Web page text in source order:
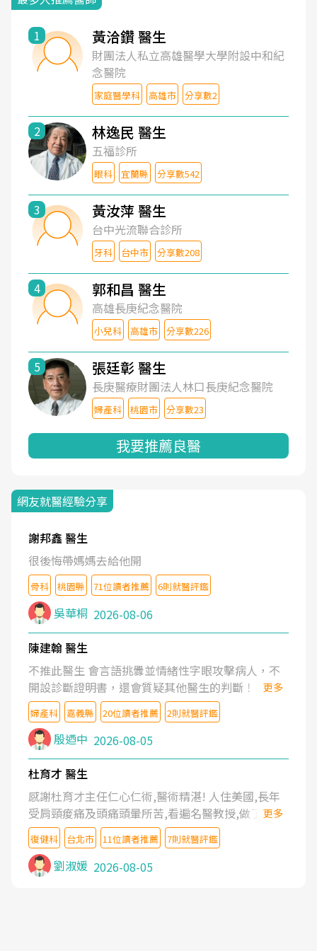
1 黃洽鑽 醫生
財團法人私立高雄醫學大學附設中和紀
念醫院
家庭醫學科 高雄市 分享數2
2 林逸民 醫生
五福診所
眼科 宜蘭縣 分享數542
3 黃汝萍 醫生
台中光流聯合診所
牙科 台中市 分享數208
4 郭和昌 醫生
高雄長庚紀念醫院
小兒科 高雄市 分享數226
5 張廷彰 醫生
長庚醫療財團法人林口長庚紀念醫院
婦產科 桃園市 分享數23
我要推薦良醫
網友就醫經驗分享
謝邦鑫 醫生
很後悔帶媽媽去給他開
骨科 桃園縣 71位讀者推薦 6則就醫評鑑
吳華桐 2026-08-06
陳建翰 醫生
不推此醫生 會言語挑釁並情緒性字眼攻擊病人，不
開設診斷證明書，還會質疑其他醫生的判斷！
更多
婦產科 嘉義縣 20位讀者推薦 2則就醫評鑑
殷迺中 2026-08-05
杜育才 醫生
感謝杜育才主任仁心仁術,醫術精湛! 人住美國,長年
受肩頸痠痛及頭痛頭暈所苦,看遍名醫教授,做了各種
檢查,也嘗試過西醫打針,中醫針灸及物理徒手治療都
沒有用,後來連吃到嗎啡類止痛藥都效果有限,只是壓
症狀,沒多久就痛起來,多年失眠嚴重影響生活品質.
台灣親友介紹忠孝醫院杜育才主任是頸頭症候群專
更多
復健科 台北市 11位讀者推薦 7則就醫評鑑
劉淑媛 2026-08-05